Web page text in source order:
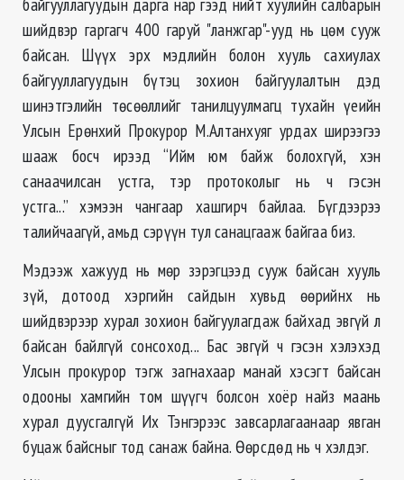
шийдвэр гаргагч 400 гаруй "ланжгар"-ууд нь цөм сууж
байсан. Шүүх эрх мэдлийн болон хууль сахиулах
байгууллагуудын бүтэц зохион байгуулалтын дэд
шинэтгэлийн төсөөллийг танилцуулмагц тухайн үеийн
Улсын Ерөнхий Прокурор М.Алтанхуяг урдах ширээгээ
шааж босч ирээд “Ийм юм байж болохгүй, хэн
санаачилсан устга, тэр протоколыг нь ч гэсэн
устга...” хэмээн чангаар хашгирч байлаа. Бүгдээрээ
талийчаагүй, амьд сэрүүн тул санацгааж байгаа биз.
Мэдээж хажууд нь мөр зэрэгцээд сууж байсан хууль
зүй, дотоод хэргийн сайдын хувьд өөрийнх нь
шийдвэрээр хурал зохион байгуулагдаж байхад эвгүй л
байсан байлгүй сонсоход... Бас эвгүй ч гэсэн хэлэхэд
Улсын прокурор тэгж загнахаар манай хэсэгт байсан
одооны хамгийн том шүүгч болсон хоёр найз маань
хурал дуусгалгүй Их Тэнгэрээс завсарлагаанаар явган
буцаж байсныг тод санаж байна. Өөрсдөд нь ч хэлдэг.